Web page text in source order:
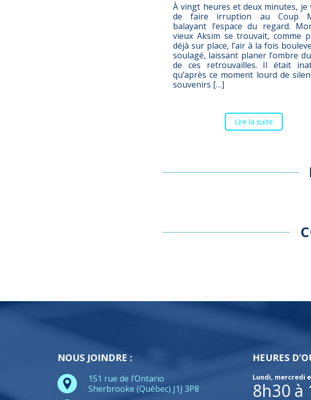
À vingt heures et deux minutes, je
de faire irruption au Coup
balayant l’espace du regard.
vieux Aksim se trouvait, comme
déjà sur place, l’air à la fois
soulagé, laissant planer l’ombre
de ces retrouvailles. Il était
qu’après ce moment lourd de
souvenirs […]
Lire la suite
NOUS JOINDRE :
151 rue de l’Ontario
Sherbrooke (Québec) J1J 3P8
HEURES
Lundi, mercredi
8h30 à